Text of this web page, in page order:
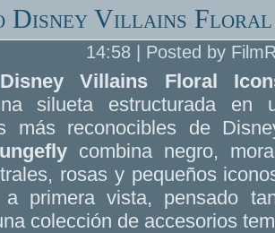
Disney Villains Floral
14:58 | Posted by
Villains Floral
silueta estructurada en
más reconocibles de
combina negro,
rosas y pequeños
a primera vista, pensado
colección de accesorios